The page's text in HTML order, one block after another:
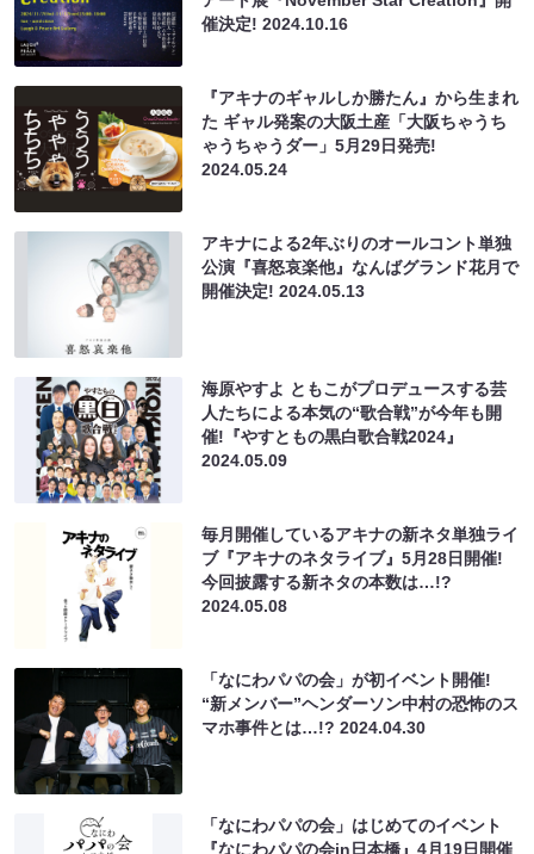
催決定!2024.10.16
『アキナのギャルしか勝たん』から生まれ
た ギャル発案の大阪土産「大阪ちゃうち
ゃうちゃうダー」5月29日発売!
2024.05.24
アキナによる2年ぶりのオールコント単独
公演『喜怒哀楽他』なんばグランド花月で
開催決定!2024.05.13
海原やすよ ともこがプロデュースする芸
人たちによる本気の“歌合戦”が今年も開
催!『やすともの黒白歌合戦2024』
2024.05.09
毎月開催しているアキナの新ネタ単独ライ
ブ『アキナのネタライブ』5月28日開催!
今回披露する新ネタの本数は…!?
2024.05.08
「なにわパパの会」が初イベント開催!
“新メンバー”ヘンダーソン中村の恐怖のス
マホ事件とは…!?2024.04.30
「なにわパパの会」はじめてのイベント
『なにわパパの会in日本橋』4月19日開催